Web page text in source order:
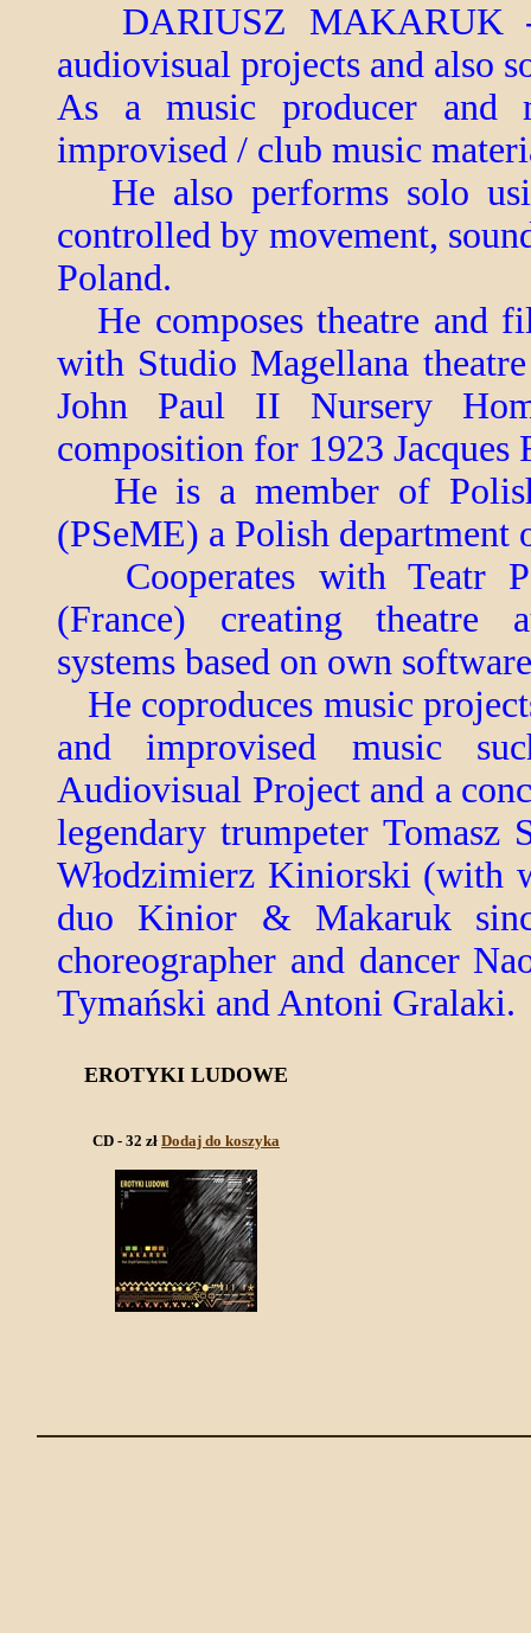
DARIUSZ MAKARUK -
audiovisual projects and also
As a music producer and
improvised / club music
He also performs solo
controlled by movement,
Poland.
He composes theatre and
with Studio Magellana
John Paul II Nursery
composition for 1923
He is a member of
(PSeME) a Polish
Cooperates with Teatr
(France) creating theatre
systems based on own
He coproduces music
and improvised music
Audiovisual Project and a
legendary trumpeter
Włodzimierz Kiniorski (with
duo Kinior & Makaruk
choreographer and dancer
Tymański and Antoni Gralaki.
EROTYKI LUDOWE
CD - 32 złDodaj do koszyka